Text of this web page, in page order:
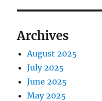
Archives
August 2025
July 2025
June 2025
May 2025